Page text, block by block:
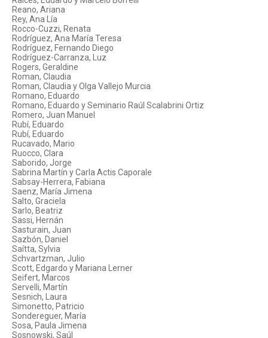
Reano, Ariana
Rey, Ana Lía
Rocco-Cuzzi, Renata
Rodríguez, Ana María Teresa
Rodríguez, Fernando Diego
Rodríguez-Carranza, Luz
Rogers, Geraldine
Roman, Claudia
Roman, Claudia y Olga Vallejo Murcia
Romano, Eduardo
Romano, Eduardo y Seminario Raúl Scalabrini Ortiz
Romero, Juan Manuel
Rubí, Eduardo
Rubí, Eduardo
Rucavado, Mario
Ruocco, Clara
Saborido, Jorge
Sabrina Martín y Carla Actis Caporale
Sabsay-Herrera, Fabiana
Saenz, María Jimena
Salto, Graciela
Sarlo, Beatriz
Sassi, Hernán
Sasturain, Juan
Sazbón, Daniel
Saítta, Sylvia
Schvartzman, Julio
Scott, Edgardo y Mariana Lerner
Seifert, Marcos
Servelli, Martín
Sesnich, Laura
Simonetto, Patricio
Sondereguer, María
Sosa, Paula Jimena
Sosnowski, Saúl